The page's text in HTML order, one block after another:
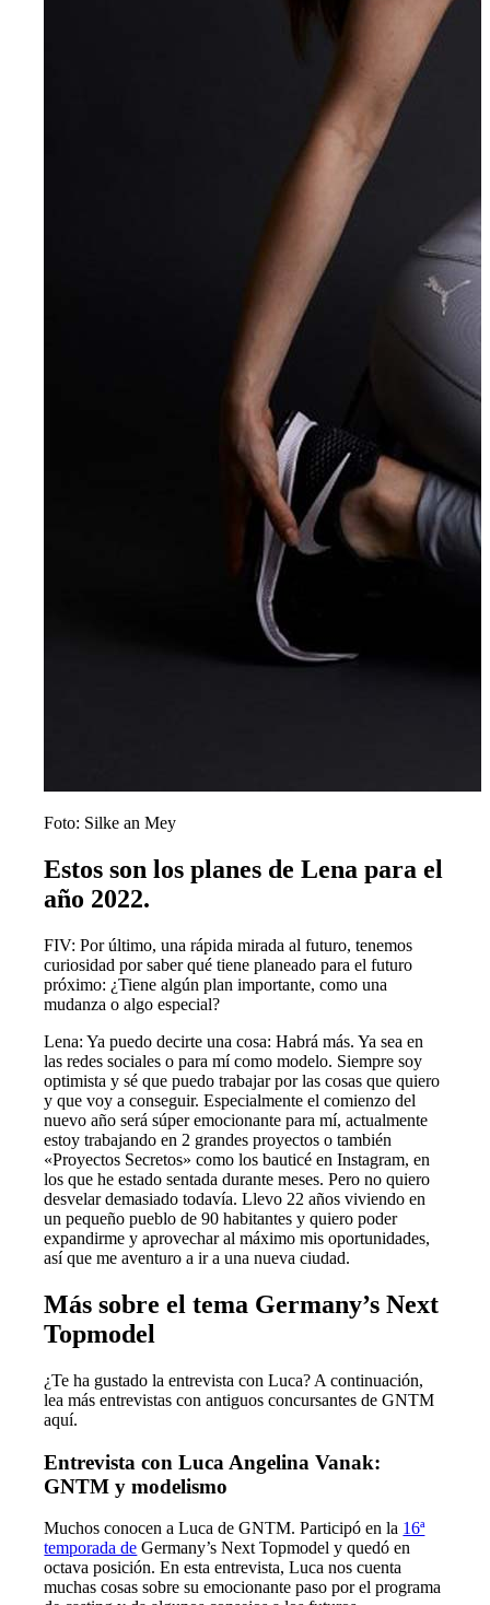
Foto: Silke an Mey
Estos son los planes de Lena para el
año 2022.
FIV: Por último, una rápida mirada al futuro, tenemos
curiosidad por saber qué tiene planeado para el futuro
próximo: ¿Tiene algún plan importante, como una
mudanza o algo especial?
Lena: Ya puedo decirte una cosa: Habrá más. Ya sea en
las redes sociales o para mí como modelo. Siempre soy
optimista y sé que puedo trabajar por las cosas que quiero
y que voy a conseguir. Especialmente el comienzo del
nuevo año será súper emocionante para mí, actualmente
estoy trabajando en 2 grandes proyectos o también
«Proyectos Secretos» como los bauticé en Instagram, en
los que he estado sentada durante meses. Pero no quiero
desvelar demasiado todavía. Llevo 22 años viviendo en
un pequeño pueblo de 90 habitantes y quiero poder
expandirme y aprovechar al máximo mis oportunidades,
así que me aventuro a ir a una nueva ciudad.
Más sobre el tema Germany’s Next
Topmodel
¿Te ha gustado la entrevista con Luca? A continuación,
lea más entrevistas con antiguos concursantes de GNTM
aquí.
Entrevista con Luca Angelina Vanak:
GNTM y modelismo
Muchos conocen a Luca de GNTM. Participó en la 16ª
temporada de Germany’s Next Topmodel y quedó en
octava posición. En esta entrevista, Luca nos cuenta
muchas cosas sobre su emocionante paso por el programa